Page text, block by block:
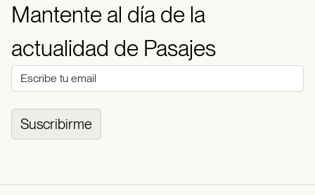
Mantente al día de la
actualidad de Pasajes
Suscribirme